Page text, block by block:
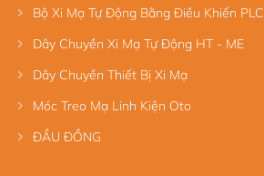
Bộ Xi Mạ Tự Động Bằng Điều Khiển PLC
Dây Chuyền Xi Mạ Tự Động HT - ME
Dây Chuyền Thiết Bị Xi Mạ
Móc Treo Mạ Linh Kiện Oto
ĐẦU ĐỒNG